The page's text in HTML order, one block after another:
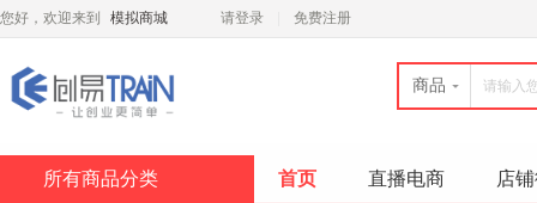
您好，欢迎来到 模拟商城 请登录 免费注册
商品
所有商品分类 首页 直播电商 店